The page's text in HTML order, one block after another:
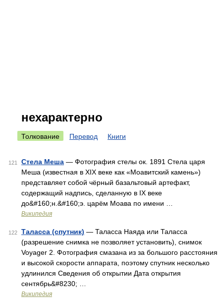
нехарактерно
Толкование Перевод Книги
121 Стела Меша — Фотография стелы ок. 1891 Стела царя
Меша (известная в XIX веке как «Моавитский камень»)
представляет собой чёрный базальтовый артефакт,
содержащий надпись, сделанную в IX веке
до&#160;н.&#160;э. царём Моава по имени …
Википедия
122 Таласса (спутник) — Таласса Наяда или Таласса
(разрешение снимка не позволяет установить), снимок
Voyager 2. Фотография смазана из за большого расстояния
и высокой скорости аппарата, поэтому спутник несколько
удлинился Сведения об открытии Дата открытия
сентябрь&#8230; …
Википедия